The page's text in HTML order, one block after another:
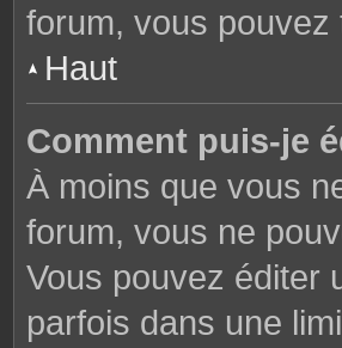
forum, vous
Haut
Comment puis-je
À moins que vous
forum, vous ne
Vous pouvez éditer
parfois dans une